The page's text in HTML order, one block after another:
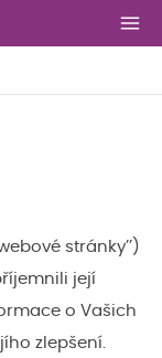
stránky’’)
její
o Vašich
zlepšení.